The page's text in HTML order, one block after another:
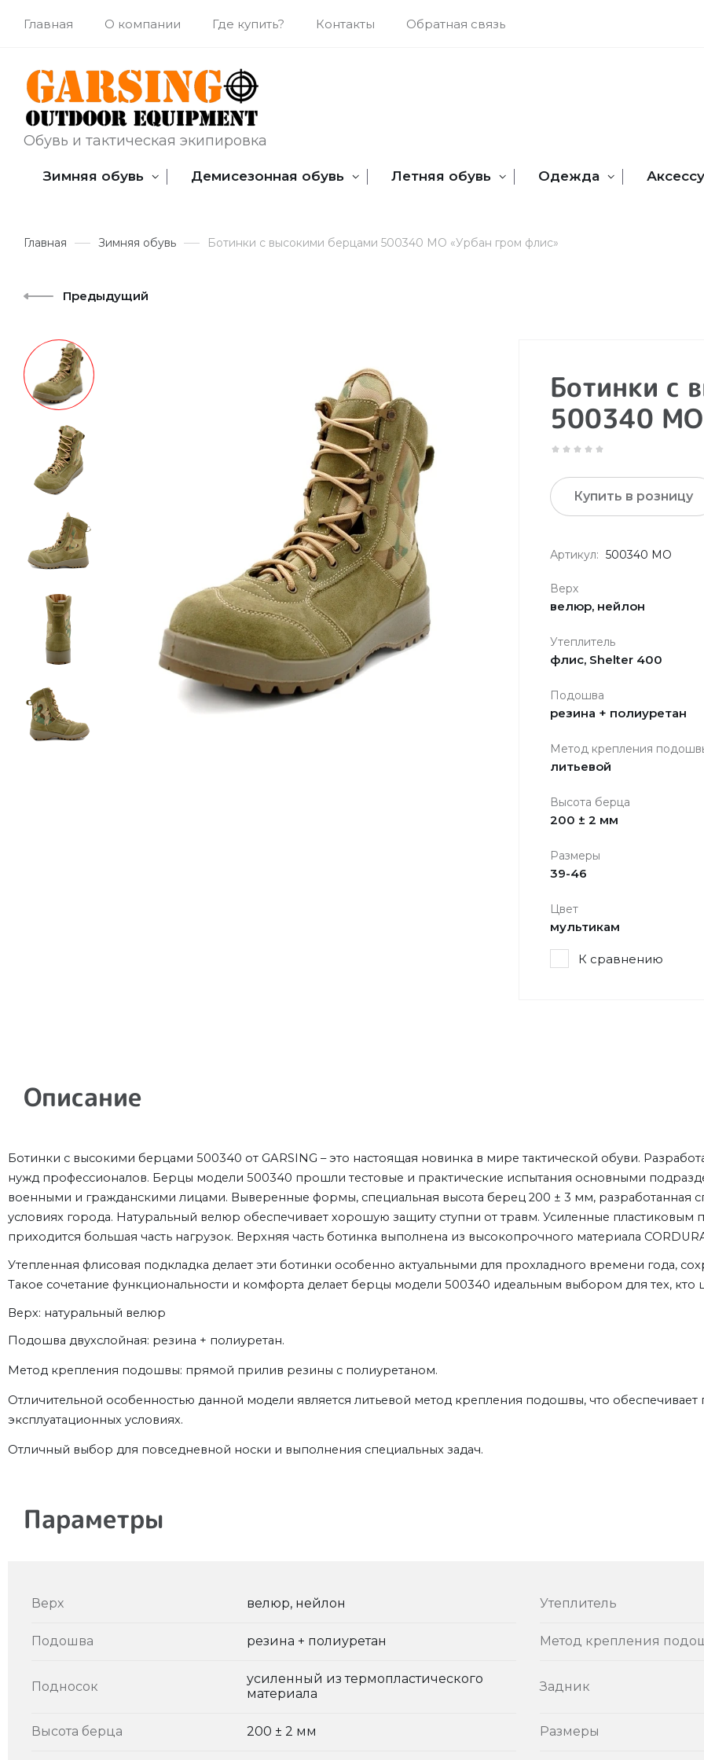
Главная О компании Где купить? Контакты Обратная связь
Обувь и тактическая экипировка
Зимняя обувь Демисезонная обувь Летняя обувь Одежда
Главная Зимняя обувь Ботинки с высокими берцами 500340 МО «Урбан гром флис»
Предыдущий
Ботинки с
500340
Купить в розницу
Артикул: 500340 МО
Верх
велюр, нейлон
Утеплитель
флис, Shelter 400
Подошва
резина + полиуретан
Метод крепления
литьевой
Высота берца
200 ± 2 мм
Размеры
39-46
Цвет
мультикам
К сравнению
Описание
Ботинки с высокими берцами 500340 от GARSING – это настоящая новинка в мире тактической обуви.
нужд профессионалов. Берцы модели 500340 прошли тестовые и практические испытания основными
военными и гражданскими лицами. Выверенные формы, специальная высота берец 200 ± 3 мм, разработанная
условиях города. Натуральный велюр обеспечивает хорошую защиту ступни от травм. Усиленные пластиковым
приходится большая часть нагрузок. Верхняя часть ботинка выполнена из высокопрочного материала
Утепленная флисовая подкладка делает эти ботинки особенно актуальными для прохладного времени года,
Такое сочетание функциональности и комфорта делает берцы модели 500340 идеальным выбором для тех, кто
Верх: натуральный велюр
Подошва двухслойная: резина + полиуретан.
Метод крепления подошвы: прямой прилив резины с полиуретаном.
Отличительной особенностью данной модели является литьевой метод крепления подошвы, что
эксплуатационных условиях.
Отличный выбор для повседневной носки и выполнения специальных задач.
Параметры
Верх велюр, нейлон Утеплитель
Подошва резина + полиуретан Метод крепления
Подносок
усиленный из термопластического
материала
Задник
Высота берца 200 ± 2 мм Размеры